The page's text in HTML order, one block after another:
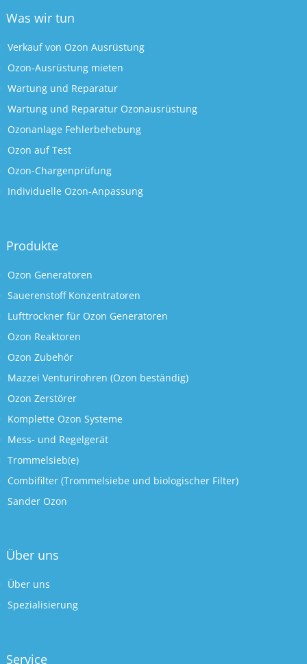
Was wir tun
Verkauf von Ozon Ausrüstung
Ozon-Ausrüstung mieten
Wartung und Reparatur
Wartung und Reparatur Ozonausrüstung
Ozonanlage Fehlerbehebung
Ozon auf Test
Ozon-Chargenprüfung
Individuelle Ozon-Anpassung
Produkte
Ozon Generatoren
Sauerenstoff Konzentratoren
Lufttrockner für Ozon Generatoren
Ozon Reaktoren
Ozon Zubehör
Mazzei Venturirohren (Ozon beständig)
Ozon Zerstörer
Komplette Ozon Systeme
Mess- und Regelgerät
Trommelsieb(e)
Combifilter (Trommelsiebe und biologischer Filter)
Sander Ozon
Über uns
Über uns
Spezialisierung
Service